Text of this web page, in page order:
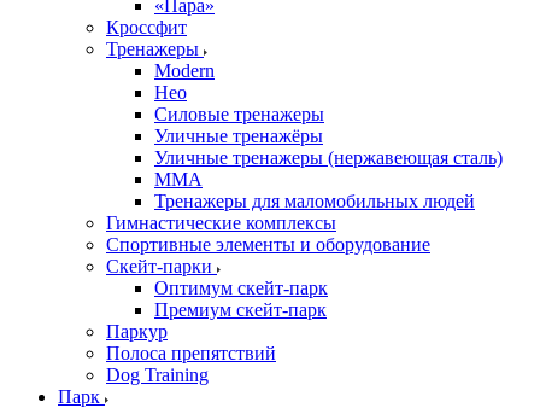
«Пара»
Кроссфит
Тренажеры
Modern
Нео
Силовые тренажеры
Уличные тренажёры
Уличные тренажеры (нержавеющая сталь)
ММА
Тренажеры для маломобильных людей
Гимнастические комплексы
Спортивные элементы и оборудование
Скейт-парки
Оптимум скейт-парк
Премиум скейт-парк
Паркур
Полоса препятствий
Dog Training
Парк